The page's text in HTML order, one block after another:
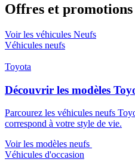
Offres et
Voir les véhicules Neufs
Véhicules neufs
Toyota
Découvrir les modèles
Parcourez les véhicules neufs
correspond à votre style de vie.
Voir les modèles neufs
Véhicules d'occasion